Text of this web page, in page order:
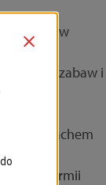
kwiatów
strefa zabaw i
gmachem
Placu Armii